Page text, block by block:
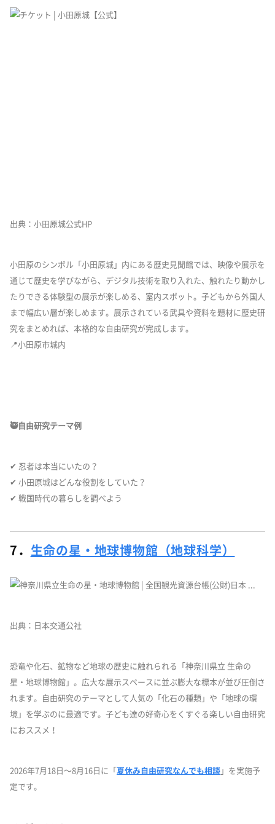
出典：小田原城公式HP
小田原のシンボル「小田原城」内にある歴史見聞館では、映像や展示を
通じて歴史を学びながら、デジタル技術を取り入れた、触れたり動かし
たりできる体験型の展示が楽しめる、室内スポット。子どもから外国人
まで幅広い層が楽しめます。展示されている武具や資料を題材に歴史研
究をまとめれば、本格的な自由研究が完成します。
📍小田原市城内
🥷自由研究テーマ例
✔ 忍者は本当にいたの？
✔ 小田原城はどんな役割をしていた？
✔ 戦国時代の暮らしを調べよう
7． 生命の星・地球博物館（地球科学）
出典：日本交通公社
恐竜や化石、鉱物など地球の歴史に触れられる「神奈川県立 生命の
星・地球博物館」。広大な展示スペースに並ぶ膨大な標本が並び圧倒さ
れます。自由研究のテーマとして人気の「化石の種類」や「地球の環
境」を学ぶのに最適です。子ども達の好奇心をくすぐる楽しい自由研究
におススメ！
2026年7月18日〜8月16日に「 夏休み自由研究なんでも相談 」を実施予
定です。